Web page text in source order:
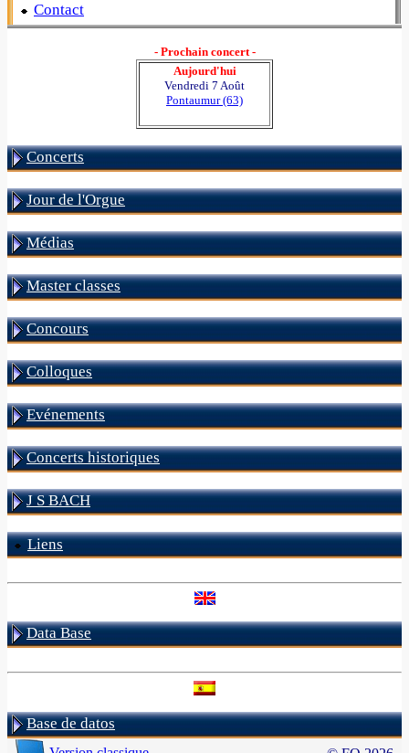
Contact
- Prochain concert -
Aujourd'hui
Vendredi 7 Août
Pontaumur (63)
Concerts
Jour de l'Orgue
Médias
Master classes
Concours
Colloques
Evénements
Concerts historiques
J S BACH
Liens
Data Base
Base de datos